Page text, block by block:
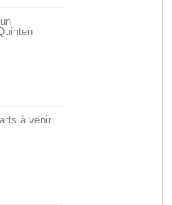
à venir